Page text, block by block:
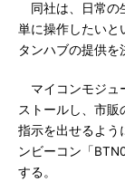
同社は、日常の
単に操作したいと
タンハブの提供を
マイコンモジュ
ストールし、市
指示を出せるよう
ンビーコン「
する。